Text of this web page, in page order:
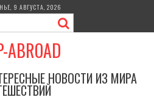
9 АВГУСТА, 2026
ABROAD
НОВОСТИ ИЗ МИРА